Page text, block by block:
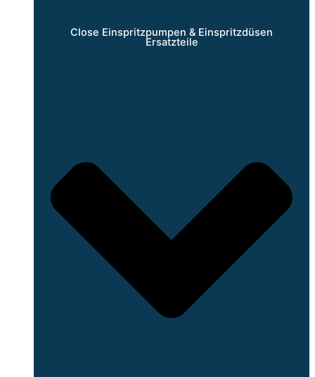
Close Einspritzpumpen & Einspritzdüsen
Ersatzteile